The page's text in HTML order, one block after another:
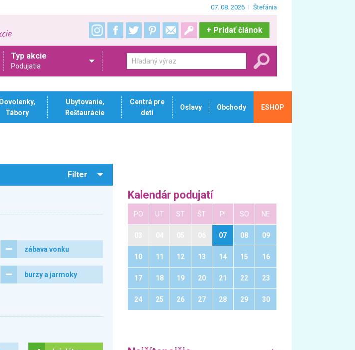
07. 08. 2026 Štefánia
+ Pridať článok
Typ akcie
Podujatia
Dovolenky,
Tábory
Ubytovanie,
Reštaurácie
Centrá pre
deti
Oslavy Obchody ESHOP
Filter
zábava vonku
burzy a jarmoky
Kalendár podujatí
PO UT ST ŠT PI SO NE
07 08 09
10 11 12 13 14 15 16
17 18 19 20 21 22 23
24 25 26 27 28 29 30